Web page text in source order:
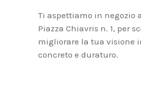
Ti aspettiamo in negozio
Piazza Chiavris n. 1, per
migliorare la tua visione
concreto e duraturo.